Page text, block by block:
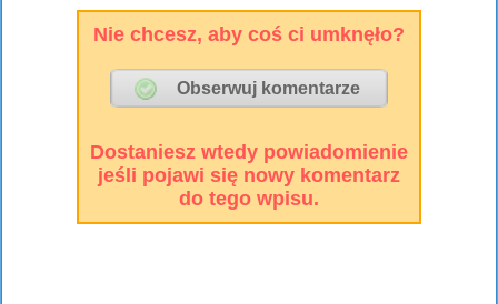
Nie chcesz, aby coś ci umknęło?
Dostaniesz wtedy powiadomienie
jeśli pojawi się nowy komentarz
do tego wpisu.